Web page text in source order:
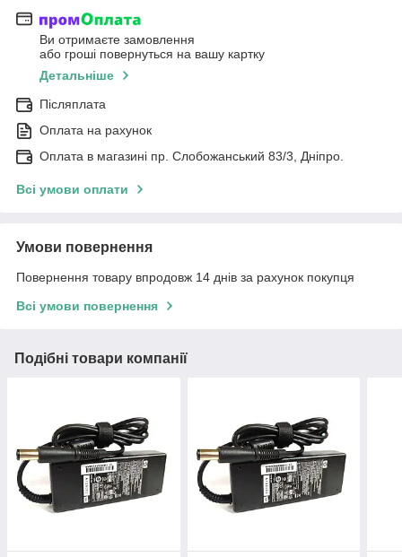
Ви отримаєте замовлення
або гроші повернуться на вашу картку
Детальніше
Післяплата
Оплата на рахунок
Оплата в магазині пр. Слобожанський 83/3, Дніпро.
Всі умови оплати
Умови повернення
Повернення товару впродовж 14 днів за рахунок покупця
Всі умови повернення
Подібні товари компанії